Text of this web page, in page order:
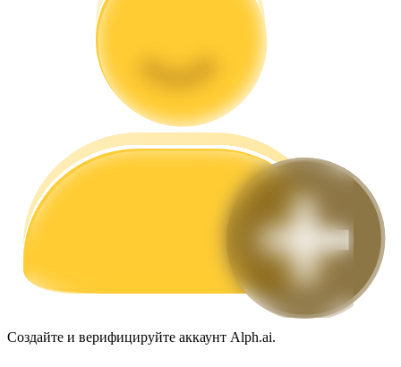
Руководство для начинающих по фьючерсам
Торговые стратегии
Создайте и верифицируйте аккаунт Alph.ai.